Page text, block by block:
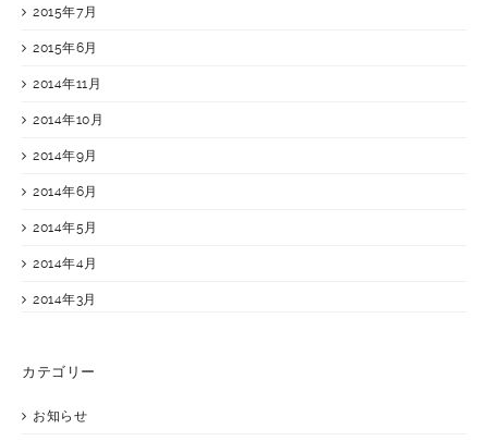
2015年7月
2015年6月
2014年11月
2014年10月
2014年9月
2014年6月
2014年5月
2014年4月
2014年3月
カテゴリー
お知らせ